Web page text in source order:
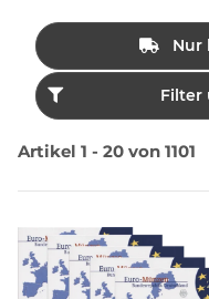
Nur
Filter
Artikel 1 - 20 von 1101